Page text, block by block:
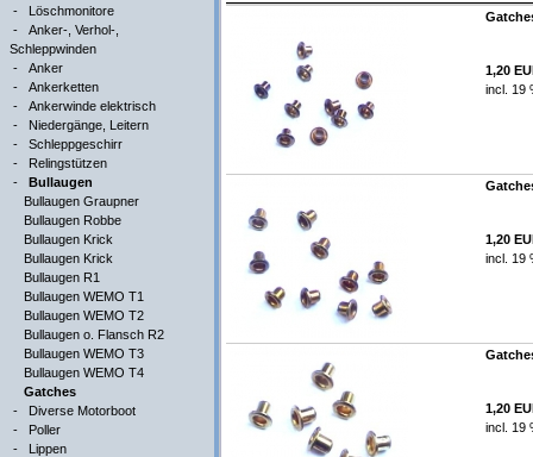
- Löschmonitore
- Anker-, Verhol-,
Schleppwinden
- Anker
- Ankerketten
- Ankerwinde elektrisch
- Niedergänge, Leitern
- Schleppgeschirr
- Relingstützen
- Bullaugen
Bullaugen Graupner
Bullaugen Robbe
Bullaugen Krick
Bullaugen Krick
Bullaugen R1
Bullaugen WEMO T1
Bullaugen WEMO T2
Bullaugen o. Flansch R2
Bullaugen WEMO T3
Bullaugen WEMO T4
Gatches
- Diverse Motorboot
- Poller
- Lippen
1,20
incl. 19
1,20
incl. 19
1,20
incl. 19